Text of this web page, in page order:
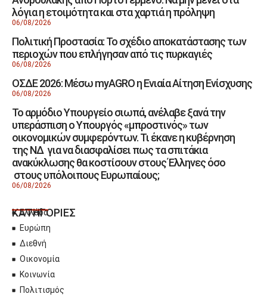
λόγια η ετοιμότητα και στα χαρτιά η πρόληψη
06/08/2026
Πολιτική Προστασία: Το σχέδιο αποκατάστασης των
περιοχών που επλήγησαν από τις πυρκαγιές
06/08/2026
ΟΣΔΕ 2026: Μέσω myAGRO η Ενιαία Αίτηση Ενίσχυσης
06/08/2026
Το αρμόδιο Υπουργείο σιωπά, ανέλαβε ξανά την
υπεράσπιση ο Υπουργός «μπροστινός» των
οικονομικών συμφερόντων. Τι έκανε η κυβέρνηση
της ΝΔ για να διασφαλίσει πως τα σπιτάκια
ανακύκλωσης θα κοστίσουν στους Έλληνες όσο
στους υπόλοιπους Ευρωπαίους;
06/08/2026
ΚΑΤΗΓΟΡΙΕΣ
Ελλάδα
Ευρώπη
Διεθνή
Οικονομία
Κοινωνία
Πολιτισμός